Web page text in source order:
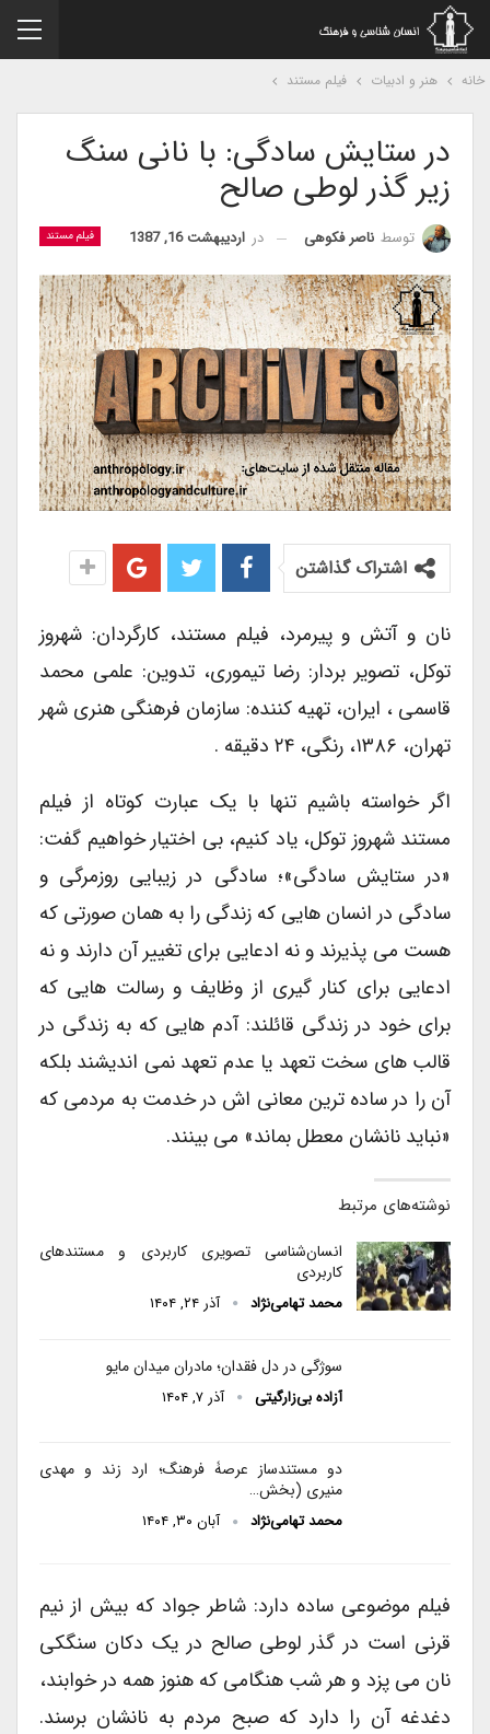
هنر و ادبیات فیلم مستند
در ستایش سادگی: با نانی سنگ
زیر گذر لوطی صالح
فیلم مستند توسطناصر فکوهی دراردیبهشت 16, 1387
اشتراک گذاشتن
نان و آتش و پیرمرد، فیلم مستند، کارگردان: شهروز
توکل، تصویر بردار: رضا تیموری، تدوین: علمی محمد
قاسمی ، ایران، تهیه کننده: سازمان فرهنگی هنری شهر
تهران، ۱۳۸۶، رنگی، ۲۴ دقیقه .
اگر خواسته باشیم تنها با یک عبارت کوتاه از فیلم
مستند شهروز توکل، یاد کنیم، بی اختیار خواهیم گفت:
«در ستایش سادگی»؛ سادگی در زیبایی روزمرگی و
سادگی در انسان هایی که زندگی را به همان صورتی که
هست می پذیرند و نه ادعایی برای تغییر آن دارند و نه
ادعایی برای کنار گیری از وظایف و رسالت هایی که
برای خود در زندگی قائلند: آدم هایی که به زندگی در
قالب های سخت تعهد یا عدم تعهد نمی اندیشند بلکه
آن را در ساده ترین معانی اش در خدمت به مردمی که
«نباید نانشان معطل بماند» می بینند.
نوشته‌های مرتبط
انسا‌ن‌شناسی تصویری کاربردی و مستندهای
کاربردی
محمد تهامی‌نژاد آذر ۲۴, ۱۴۰۴
سوژگی در دل فقدان؛ مادران میدان مایو
آزاده بی‌زارگیتی آذر ۷, ۱۴۰۴
دو مستندساز عرصۀ فرهنگ؛ ارد زند و مهدی
منیری (بخش…
محمد تهامی‌نژاد آبان ۳۰, ۱۴۰۴
فیلم موضوعی ساده دارد: شاطر جواد که بیش از نیم
قرنی است در گذر لوطی صالح در یک دکان سنگکی
نان می پزد و هر شب هنگامی که هنوز همه در خوابند،
دغدغه آن را دارد که صبح مردم به نانشان برسند.